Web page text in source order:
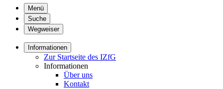
Menü
Suche
Wegweiser
Informationen
Zur Startseite des IZfG
Informationen
Über uns
Kontakt